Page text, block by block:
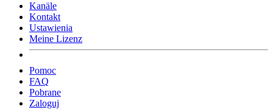
Kanäle
Kontakt
Ustawienia
Meine Lizenz
Pomoc
FAQ
Pobrane
Zaloguj